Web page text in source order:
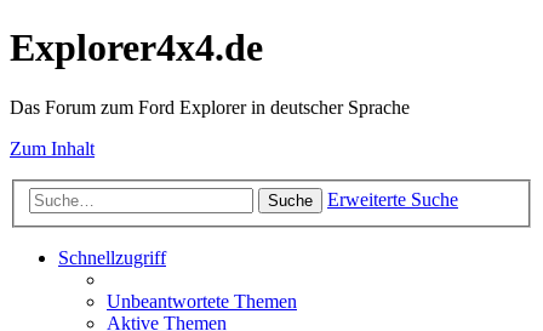
Explorer4x4.de
Das Forum zum Ford Explorer in deutscher Sprache
Zum Inhalt
Suche Erweiterte Suche
Schnellzugriff
Unbeantwortete Themen
Aktive Themen